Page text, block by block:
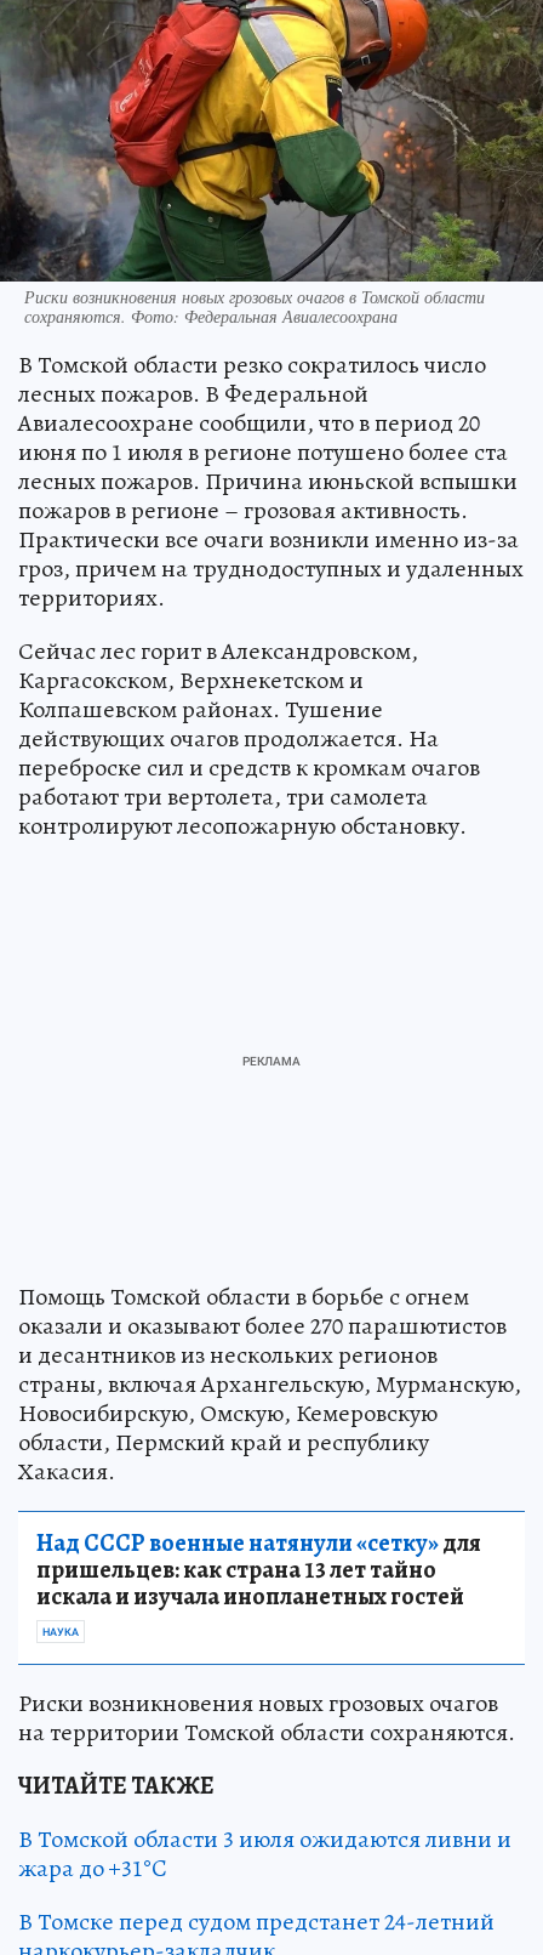
Риски возникновения новых грозовых очагов в Томской области
сохраняются. Фото: Федеральная Авиалесоохрана
В Томской области резко сократилось число
лесных пожаров. В Федеральной
Авиалесоохране сообщили, что в период 20
июня по 1 июля в регионе потушено более ста
лесных пожаров. Причина июньской вспышки
пожаров в регионе – грозовая активность.
Практически все очаги возникли именно из-за
гроз, причем на труднодоступных и удаленных
территориях.
Сейчас лес горит в Александровском,
Каргасокском, Верхнекетском и
Колпашевском районах. Тушение
действующих очагов продолжается. На
переброске сил и средств к кромкам очагов
работают три вертолета, три самолета
контролируют лесопожарную обстановку.
Помощь Томской области в борьбе с огнем
оказали и оказывают более 270 парашютистов
и десантников из нескольких регионов
страны, включая Архангельскую, Мурманскую,
Новосибирскую, Омскую, Кемеровскую
области, Пермский край и республику
Хакасия.
Над СССР военные натянули «сетку»для
пришельцев: как страна 13 лет тайно
искала и изучала инопланетных гостей
НАУКА
Риски возникновения новых грозовых очагов
на территории Томской области сохраняются.
ЧИТАЙТЕ ТАКЖЕ
В Томской области 3 июля ожидаются ливни и
жара до +31°C
В Томске перед судом предстанет 24-летний